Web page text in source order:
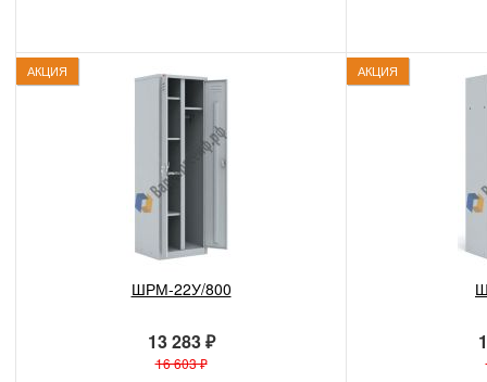
АКЦИЯ
ШРМ-22У/800
13 283 ₽
16 603 ₽
АКЦИЯ